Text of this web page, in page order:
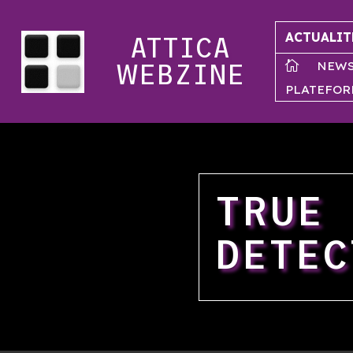
ATTICA
WEBZINE

TRUE